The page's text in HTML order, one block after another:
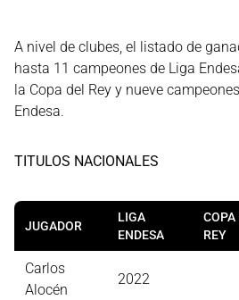
A nivel de clubes, el listado de
hasta 11 campeones de Liga
la Copa del Rey y nueve
Endesa.
TITULOS NACIONALES
JUGADOR
LIGA
ENDESA
COPA
REY
Carlos
Alocén
2022